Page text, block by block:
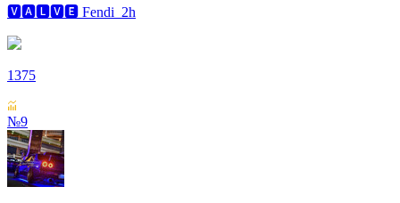
🆅🅰🅻🆅🅴 Fendi_2h
1375
№9